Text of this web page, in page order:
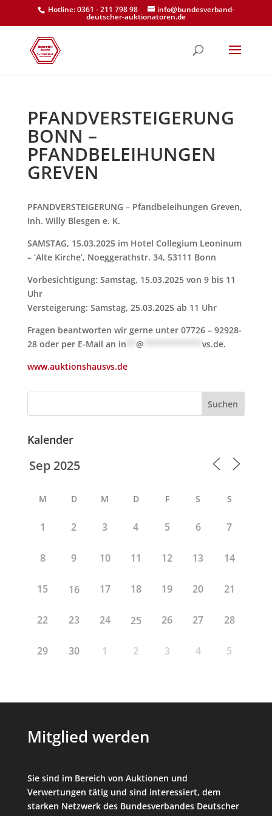
Hotline: 0361 - 211 798 98 info@bundesverband-
deutscher-auktionatoren.de
PFANDVERSTEIGERUNG
BONN –
PFANDBELEIHUNGEN
GREVEN
PFANDVERSTEIGERUNG – Pfandbeleihungen Greven,
Inh. Willy Blesgen e. K.
SAMSTAG, 15.03.2025 im Hotel Collegium Leoninum
– ‘Alte Kirche’, Noeggerathstr. 34, 53111 Bonn
Vorbesichtigung: Samstag, 15.03.2025 von 9 bis 11
Uhr
Versteigerung: Samstag, 25.03.2025 ab 11 Uhr
Fragen beantworten wir gerne unter 07726 – 92928-
28 oder per E-Mail an in @ vs.de.
www.auktionshausvs.de
Suchen
Kalender
M D M D F S S
1 2 3 4 5 6 7
8 9 10 11 12 13 14
15 16 17 18 19 20 21
22 23 24 25 26 27 28
29 30 1 2 3 4 5
Mitglied werden
Sie sind im Bereich von Auktionen und
Verwertungen tätig und sind interessiert, dem
starken Netzwerk des Bundesverbandes Deutscher